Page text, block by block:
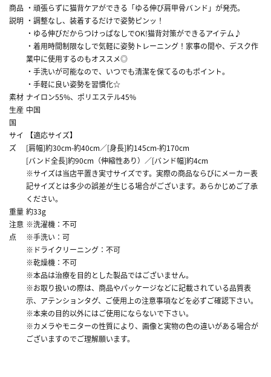
商品
説明
・頑張らずに猫背ケアができる「ゆる伸び肩甲骨バンド」が発売。
・調整なし、装着するだけで姿勢ピンッ！
・ゆる伸びだからつけっぱなしでOK!猫背対策ができるアイテム♪
・着用時間制限なしで気軽に姿勢トレーニング！家事の間や、デスク作
業中に使用するのもオススメ◎
・手洗いが可能なので、いつでも清潔を保てるのもポイント。
・手軽に良い姿勢を習慣化☆
素材 ナイロン55%、ポリエステル45%
生産
国
中国
サイ
ズ
【適応サイズ】
[肩幅]約30cm-約40cm／[身長]約145cm-約170cm
[バンド全長]約90cm（伸縮性あり）／[バンド幅]約4cm
※サイズは当店平置き実寸サイズです。実際の商品ならびにメーカー表
記サイズとは多少の誤差が生じる場合がございます。あらかじめご了承
ください。
重量 約33g
注意
点
※洗濯機：不可
※手洗い：可
※ドライクリーニング：不可
※乾燥機：不可
※本品は治療を目的とした製品ではございません。
※お取り扱いの際は、商品やパッケージなどに記載されている品質表
示、アテンションタグ、ご使用上の注意事項などを必ずご確認下さい。
※本来の目的以外にはご使用にならないで下さい。
※カメラやモニターの性質により、画像と実物の色の違いがある場合が
ございますのでご理解願います。